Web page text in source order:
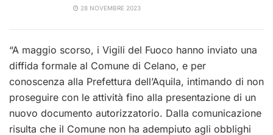
28 NOVEMBRE 2023
“A maggio scorso, i Vigili del Fuoco hanno inviato una
diffida formale al Comune di Celano, e per
conoscenza alla Prefettura dell’Aquila, intimando di non
proseguire con le attività fino alla presentazione di un
nuovo documento autorizzatorio. Dalla comunicazione
risulta che il Comune non ha adempiuto agli obblighi